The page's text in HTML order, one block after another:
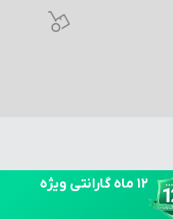
۱۲ ماه گارانتی ویژه